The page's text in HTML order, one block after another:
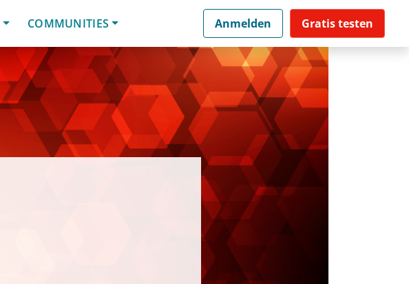
COMMUNITIES Anmelden Gratis testen